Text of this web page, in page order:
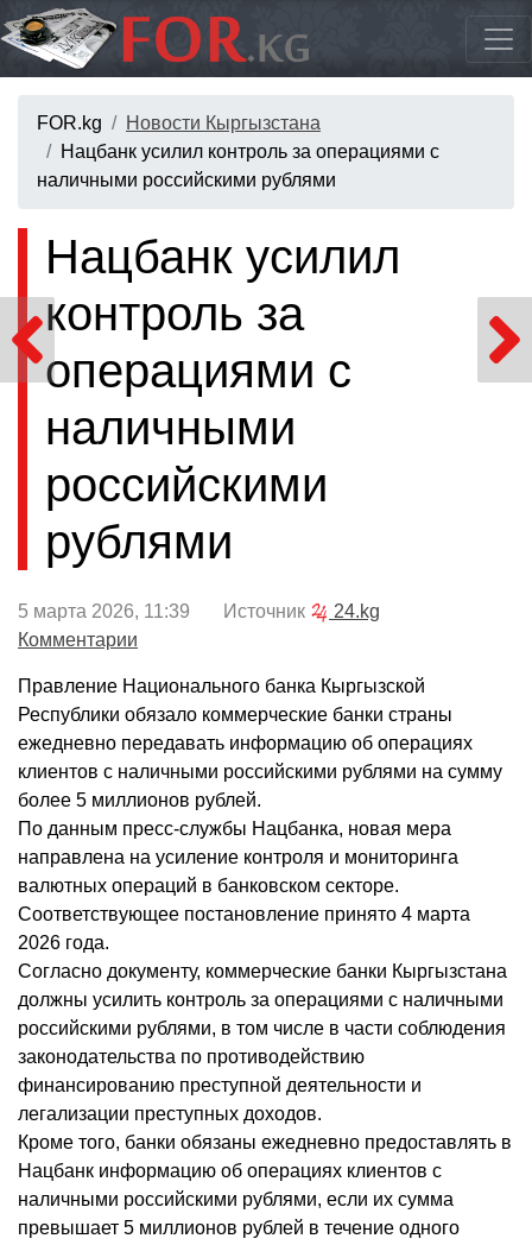
FOR.kg
Новости Кыргызстана
Нацбанк усилил контроль за операциями с
наличными российскими рублями
Нацбанк усилил
контроль за
операциями с
наличными
российскими
рублями
5 марта 2026, 11:39 Источник
24.kg
Комментарии
Правление Национального банка Кыргызской
Республики обязало коммерческие банки страны
ежедневно передавать информацию об операциях
клиентов с наличными российскими рублями на сумму
более 5 миллионов рублей.
По данным пресс-службы Нацбанка, новая мера
направлена на усиление контроля и мониторинга
валютных операций в банковском секторе.
Соответствующее постановление принято 4 марта
2026 года.
Согласно документу, коммерческие банки Кыргызстана
должны усилить контроль за операциями с наличными
российскими рублями, в том числе в части соблюдения
законодательства по противодействию
финансированию преступной деятельности и
легализации преступных доходов.
Кроме того, банки обязаны ежедневно предоставлять в
Нацбанк информацию об операциях клиентов с
наличными российскими рублями, если их сумма
превышает 5 миллионов рублей в течение одного